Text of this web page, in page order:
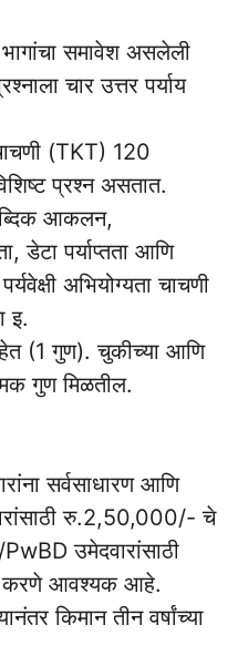
भागांचा समावेश असलेली
चार उत्तर पर्याय
(TKT) 120
प्रश्न असतात.
आकलन,
डेटा पर्याप्तता आणि
अभियोग्यता चाचणी
इ.
(1 गुण). चुकीच्या आणि
गुण मिळतील.
सर्वसाधारण आणि
रु.2,50,000/- चे
उमेदवारांसाठी
करणे आवश्यक आहे.
किमान तीन वर्षांच्या